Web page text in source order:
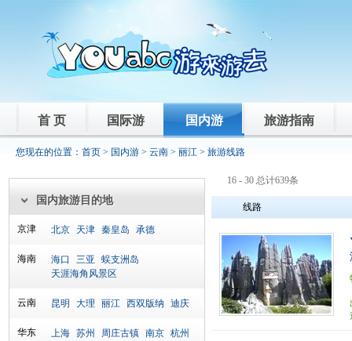
首 页 国际游 国内游 旅游指南
您现在的位置： 首页 > 国内游 > 云南 > 丽江 > 旅游线路
国内旅游目的地
京津 北京 天津 秦皇岛 承德
海南 海口 三亚
蜈支洲岛
天涯海角风景区
云南 昆明 大理 丽江 西双版纳 迪庆
华东 上海 苏州 周庄古镇 南京 杭州
16 - 30 总计639条
线路